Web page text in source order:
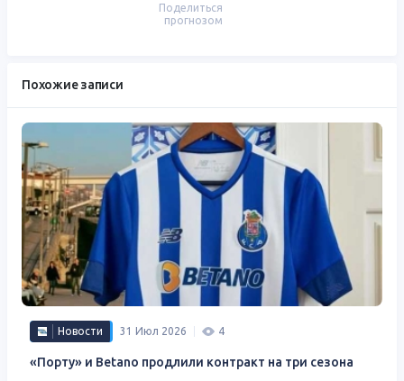
Поделиться
прогнозом
Похожие записи
Новости 31 Июл 2026 4
«Порту» и Betano ​​продлили контракт на три сезона